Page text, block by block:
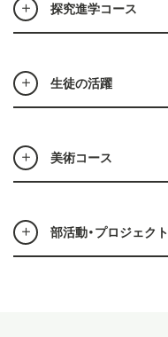
探究進学コース
生徒の活躍
美術コース
部活動・プロジェクト